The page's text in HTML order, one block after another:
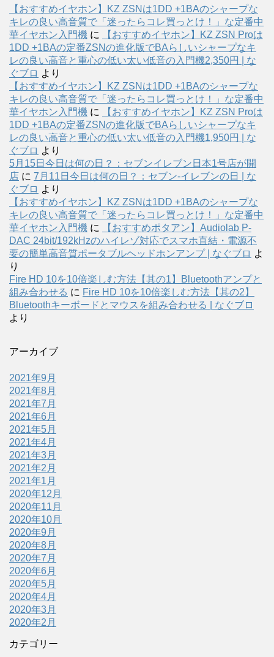
【おすすめイヤホン】KZ ZSNは1DD +1BAのシャープな
キレの良い高音質で「迷ったらコレ買っとけ！」な定番中
華イヤホン入門機 に
【おすすめイヤホン】KZ ZSN Proは
1DD +1BAの定番ZSNの進化版でBAらしいシャープなキ
レの良い高音と重心の低い太い低音の入門機2,350円 | な
ぐブロ より
【おすすめイヤホン】KZ ZSNは1DD +1BAのシャープな
キレの良い高音質で「迷ったらコレ買っとけ！」な定番中
華イヤホン入門機 に
【おすすめイヤホン】KZ ZSN Proは
1DD +1BAの定番ZSNの進化版でBAらしいシャープなキ
レの良い高音と重心の低い太い低音の入門機1,950円 | な
ぐブロ より
5月15日今日は何の日？：セブンイレブン日本1号店が開
店 に 7月11日今日は何の日？：セブン-イレブンの日 | な
ぐブロ より
【おすすめイヤホン】KZ ZSNは1DD +1BAのシャープな
キレの良い高音質で「迷ったらコレ買っとけ！」な定番中
華イヤホン入門機 に
【おすすめポタアン】Audiolab P-
DAC 24bit/192kHzのハイレゾ対応でスマホ直結・電源不
要の簡単高音質ポータブルヘッドホンアンプ | なぐブロ よ
り
Fire HD 10を10倍楽しむ方法【其の1】Bluetoothアンプと
組み合わせる に Fire HD 10を10倍楽しむ方法【其の2】
Bluetoothキーボードとマウスを組み合わせる | なぐブロ
より
アーカイブ
2021年9月
2021年8月
2021年7月
2021年6月
2021年5月
2021年4月
2021年3月
2021年2月
2021年1月
2020年12月
2020年11月
2020年10月
2020年9月
2020年8月
2020年7月
2020年6月
2020年5月
2020年4月
2020年3月
2020年2月
カテゴリー